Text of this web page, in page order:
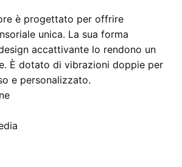
è progettato per offrire
unica. La sua forma
accattivante lo rendono un
È dotato di vibrazioni doppie per
e personalizzato.